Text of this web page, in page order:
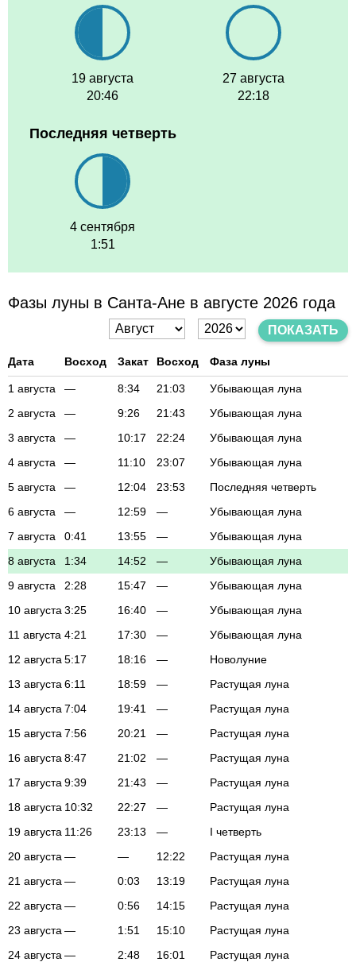
19 августа
20:46
27 августа
22:18
Последняя четверть
4 сентября
1:51
Фазы луны в Санта-Ане в августе 2026 года
ПОКАЗАТЬ
Дата Восход Закат Восход Фаза луны
1 августа — 8:34 21:03
Убывающая луна
2 августа
— 9:26 21:43
Убывающая луна
3 августа
— 10:17 22:24
Убывающая луна
4 августа
— 11:10 23:07
Убывающая луна
5 августа
— 12:04 23:53
Последняя четверть
6 августа
— 12:59 —
Убывающая луна
7 августа
0:41 13:55 —
Убывающая луна
8 августа
1:34 14:52 —
Убывающая луна
9 августа
2:28 15:47 —
Убывающая луна
10 августа 3:25 16:40 —
Убывающая луна
11 августа 4:21 17:30 —
Убывающая луна
12 августа 5:17 18:16 —
Новолуние
13 августа 6:11 18:59 —
Растущая луна
14 августа 7:04 19:41 —
Растущая луна
15 августа 7:56 20:21 —
Растущая луна
16 августа 8:47 21:02 —
Растущая луна
17 августа 9:39 21:43 —
Растущая луна
18 августа 10:32 22:27 —
Растущая луна
19 августа 11:26 23:13 —
I четверть
20 августа — — 12:22
Растущая луна
21 августа — 0:03 13:19
Растущая луна
22 августа — 0:56 14:15
Растущая луна
23 августа — 1:51 15:10
Растущая луна
24 августа — 2:48 16:01 Растущая луна